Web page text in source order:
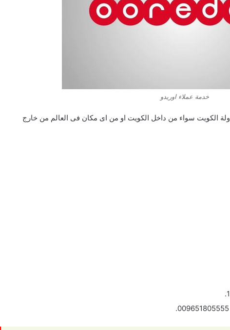
خدمة عملاء اوريدو
الكويت سواء من داخل الكويت او من اى مكان فى العالم من خارج